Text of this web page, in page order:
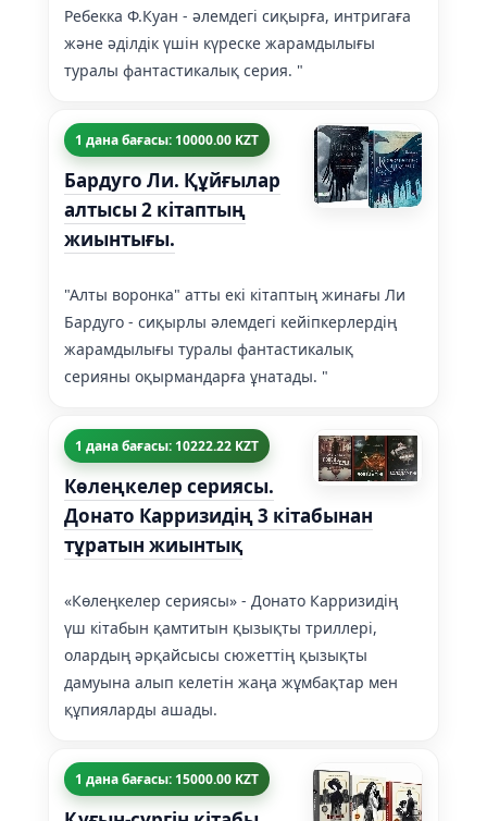
Ребекка Ф.Куан - әлемдегі сиқырға, интригаға
және әділдік үшін күреске жарамдылығы
туралы фантастикалық серия. "
1 дана бағасы: 10000.00 KZT
Бардуго Ли. Құйғылар
алтысы 2 кітаптың
жиынтығы.
"Алты воронка" атты екі кітаптың жинағы Ли
Бардуго - сиқырлы әлемдегі кейіпкерлердің
жарамдылығы туралы фантастикалық
серияны оқырмандарға ұнатады. "
1 дана бағасы: 10222.22 KZT
Көлеңкелер сериясы.
Донато Карризидің 3 кітабынан
тұратын жиынтық
«Көлеңкелер сериясы» - Донато Карризидің
үш кітабын қамтитын қызықты триллері,
олардың әрқайсысы сюжеттің қызықты
дамуына алып келетін жаңа жұмбақтар мен
құпияларды ашады.
1 дана бағасы: 15000.00 KZT